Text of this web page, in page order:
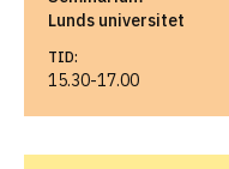
Lunds universitet
TID:
15.30-17.00